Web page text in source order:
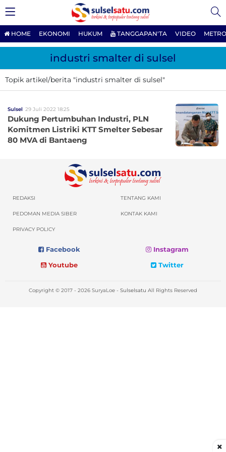
HOME EKONOMI HUKUM TANGGAPAN'TA VIDEO
industri smalter di sulsel
Topik artikel/berita "industri smalter di sulsel"
Sulsel 29 Juli 2022 18:25
Dukung Pertumbuhan Industri, PLN
Komitmen Listriki KTT Smelter Sebesar
80 MVA di Bantaeng
REDAKSI TENTANG KAMI
PEDOMAN MEDIA SIBER KONTAK KAMI
PRIVACY POLICY
Facebook
Instagram
Youtube
Twitter
Copyright © 2017 - 2026 SuryaLoe - Sulselsatu All Rights Reserved
×